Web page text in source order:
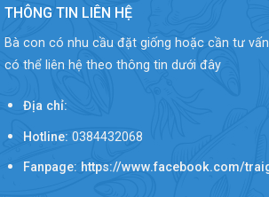
THÔNG TIN LIÊN HỆ
Bà con có nhu cầu đặt giống hoặc cần tư
có thể liên hệ theo thông tin dưới đây
Địa chỉ:
Hotline: 0384432068
Fanpage: https://www.facebook.com/